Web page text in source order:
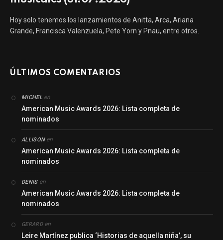
Hoy solo tenemos los lanzamientos de Anitta, Arca, Ariana
Grande, Francisca Valenzuela, Pete Yorn y Pnau, entre otros.
ÚLTIMOS COMENTARIOS
MICHEL en
American Music Awards 2026: Lista completa de
nominados
ALLISONen
American Music Awards 2026: Lista completa de
nominados
DENISen
American Music Awards 2026: Lista completa de
nominados
GERARDen
Leire Martínez publica ‘Historias de aquella niña’, su